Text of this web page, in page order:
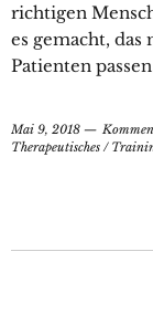
richtigen
es gemacht,
Patienten
Mai 9, 2018
Therapeutisches /